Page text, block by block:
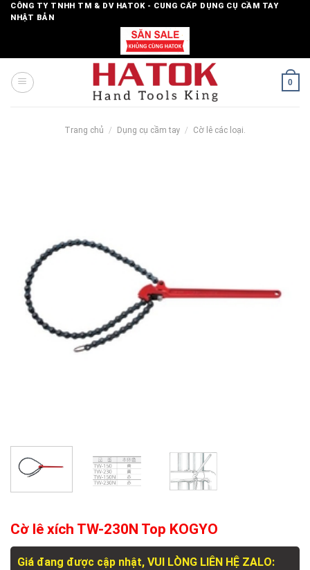
SkipCÔNG TY TNHH TM & DV HATOK - CUNG CẤP DỤNG CỤ CẦM TAY
NHẬT BẢN
0
Trang chủ / Dụng cụ cầm tay / Cờ lê các loại.
Cờ lê xích TW-230N Top KOGYO
Giá đang được cập nhật, VUI LÒNG LIÊN HỆ ZALO: